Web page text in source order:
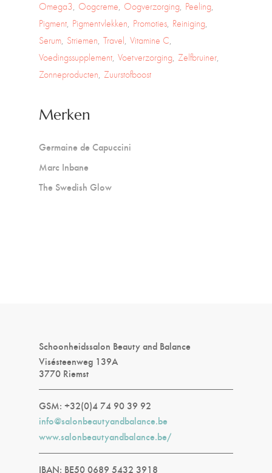
Omega3 Oogcreme Oogverzorging Peeling
Pigment Pigmentvlekken Promoties Reiniging
Serum Striemen Travel Vitamine C
Voedingssupplement Voetverzorging Zelfbruiner
Zonneproducten Zuurstofboost
Merken
Germaine de Capuccini
Marc Inbane
The Swedish Glow
Schoonheidssalon Beauty and Balance
Visésteenweg 139A
3770 Riemst
GSM: +32(0)4 74 90 39 92
info@salonbeautyandbalance.be
www.salonbeautyandbalance.be/
IBAN: BE50 0689 5432 3918